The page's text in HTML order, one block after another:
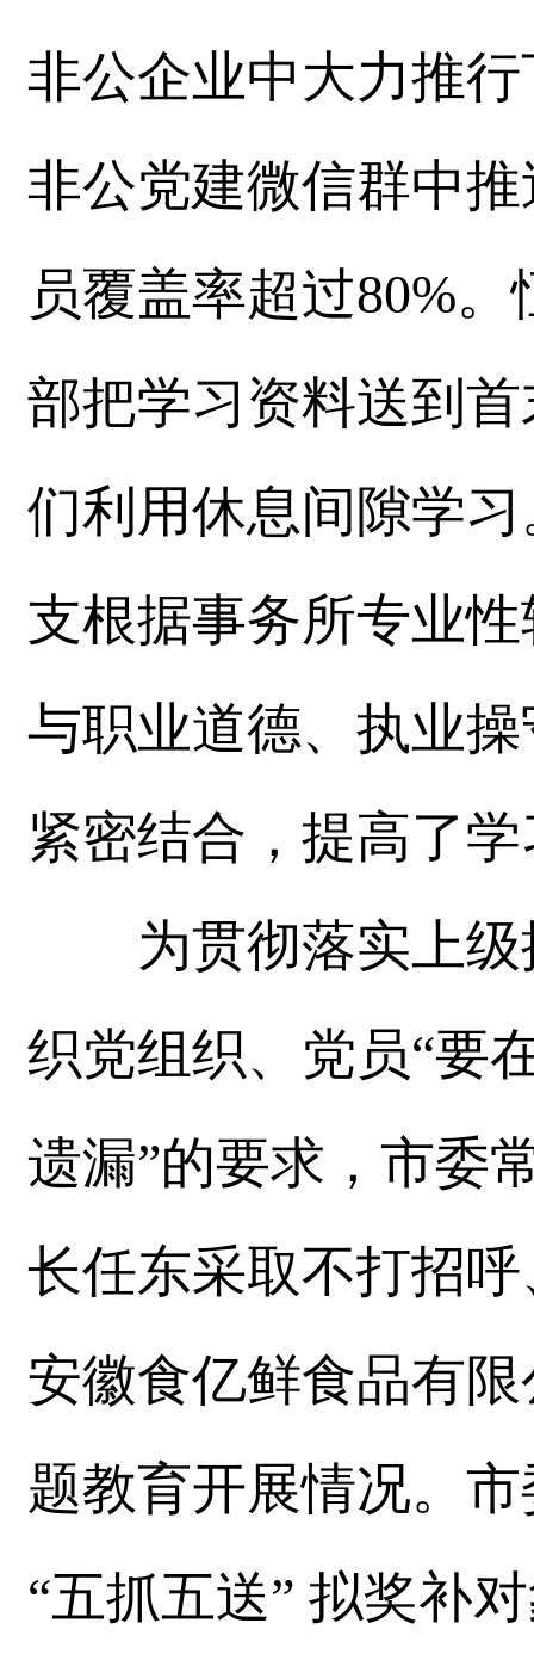
非公企业中大力推
非公党建微信群中
员覆盖率超过80%
部把学习资料送到
们利用休息间隙学
支根据事务所专业
与职业道德、执业
紧密结合，提高了
为贯彻落实上级
织党组织、党员“要
遗漏”的要求，市委
长任东采取不打招
安徽食亿鲜食品有
题教育开展情况。
“五抓五送” 拟奖补